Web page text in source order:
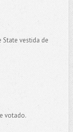
vestida de
votado.